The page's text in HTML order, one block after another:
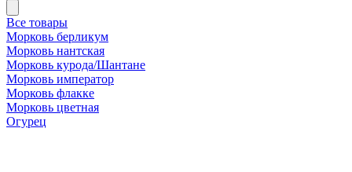
Все товары
Морковь берликум
Морковь нантская
Морковь курода/Шантане
Морковь император
Морковь флакке
Морковь цветная
Огурец